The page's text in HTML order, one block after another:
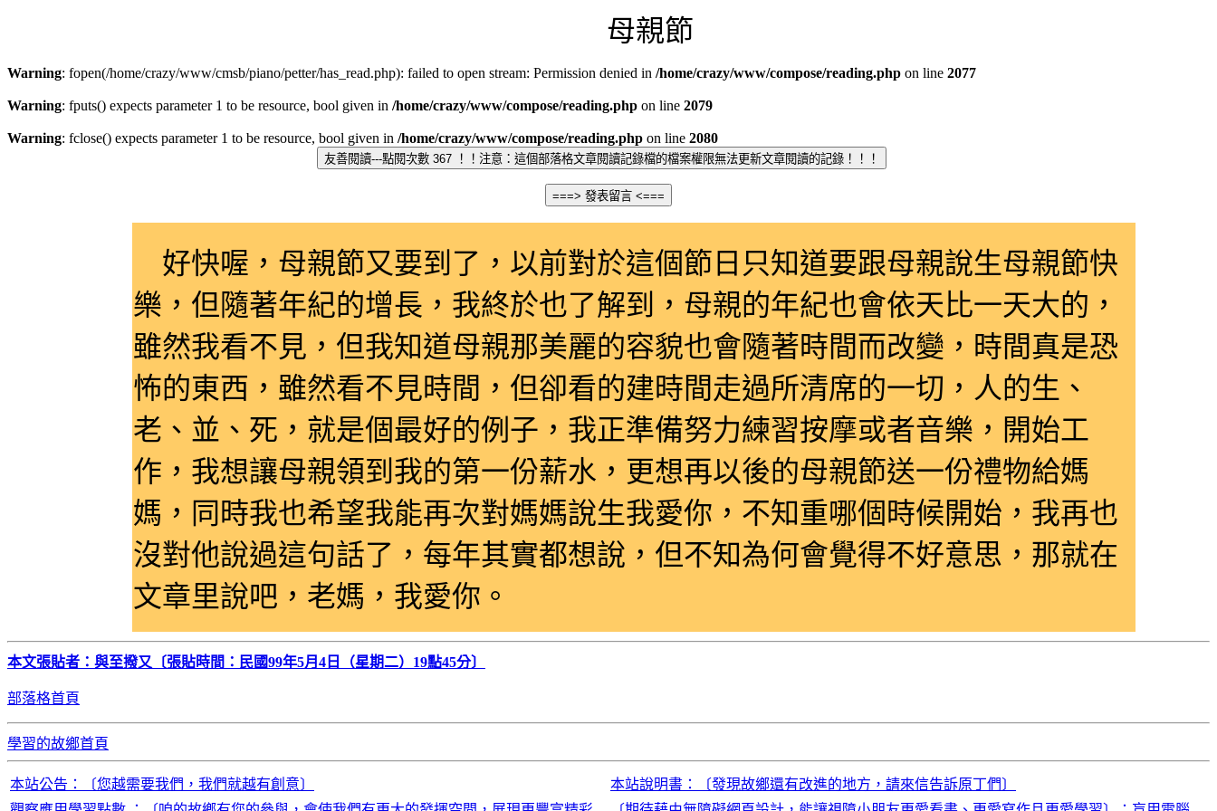
母親節
Warning: fopen(/home/crazy/www/cmsb/piano/petter/has_read.php): failed to open stream: Permission denied in /home/crazy/www/compose/reading.php on line 2077
Warning: fputs() expects parameter 1 to be resource, bool given in /home/crazy/www/compose/reading.php on line 2079
Warning: fclose() expects parameter 1 to be resource, bool given in /home/crazy/www/compose/reading.php on line 2080
好快喔，母親節又要到了，以前對於這個節日只知道要跟母親說生母親節快
樂，但隨著年紀的增長，我終於也了解到，母親的年紀也會依天比一天大的，
雖然我看不見，但我知道母親那美麗的容貌也會隨著時間而改變，時間真是恐
怖的東西，雖然看不見時間，但卻看的建時間走過所清席的一切，人的生、
老、並、死，就是個最好的例子，我正準備努力練習按摩或者音樂，開始工
作，我想讓母親領到我的第一份薪水，更想再以後的母親節送一份禮物給媽
媽，同時我也希望我能再次對媽媽說生我愛你，不知重哪個時候開始，我再也
沒對他說過這句話了，每年其實都想說，但不知為何會覺得不好意思，那就在
文章里說吧，老媽，我愛你。
本文張貼者：與至撥又〔張貼時間：民國99年5月4日（星期二）19點45分〕
部落格首頁
學習的故鄉首頁
本站公告：〔您越需要我們，我們就越有創意〕
本站說明書：〔發現故鄉還有改進的地方，請來信告訴原丁們〕